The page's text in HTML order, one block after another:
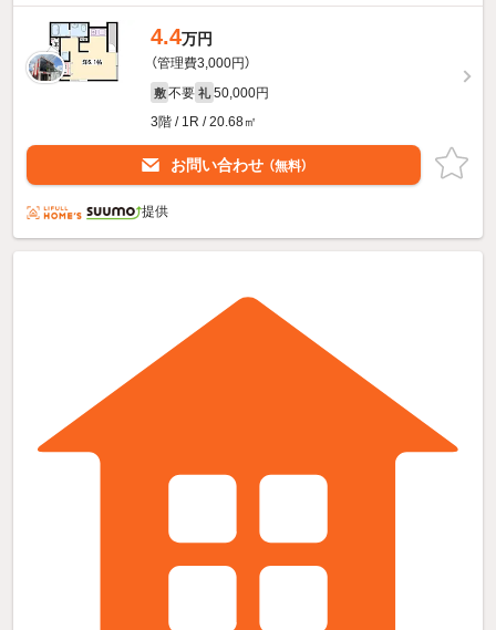
4.4万円
（管理費3,000円）
敷 不要 礼 50,000円
3階 / 1R / 20.68㎡
お問い合わせ （無料）
提供